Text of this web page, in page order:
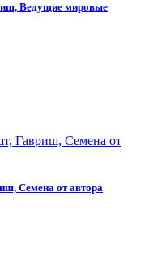
Ведущие мировые
Семена от автора